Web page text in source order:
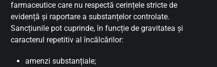
farmaceutice care nu respectă cerințele stricte de
evidență și raportare a substanțelor controlate.
Sancțiunile pot cuprinde, în funcție de gravitatea și
caracterul repetitiv al încălcărilor:
amenzi substanțiale;